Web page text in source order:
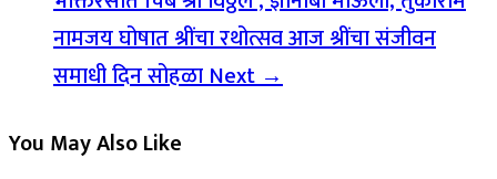
नामजय घोषात श्रींचा रथोत्सव आज श्रींचा संजीवन
समाधी दिन सोहळाNext →
You May Also Like